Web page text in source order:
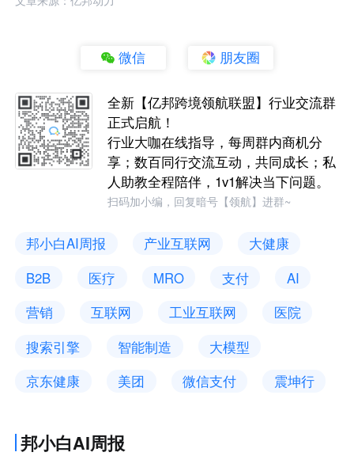
微信 朋友圈
全新【亿邦跨境领航联盟】行业交流群
正式启航！
行业大咖在线指导，每周群内商机分
享；数百同行交流互动，共同成长；私
人助教全程陪伴，1v1解决当下问题。
扫码加小编，回复暗号【领航】进群~
邦小白AI周报 产业互联网
大健康
B2B
医疗 MRO 支付
AI
营销
互联网 工业互联网
医院
搜索引擎
智能制造
大模型
京东健康
美团 微信支付 震坤行
邦小白AI周报